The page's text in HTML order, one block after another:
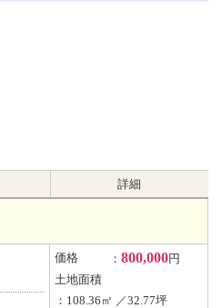
詳細
価格 ：800,000円
土地面積
：108.36㎡ ／32.77坪